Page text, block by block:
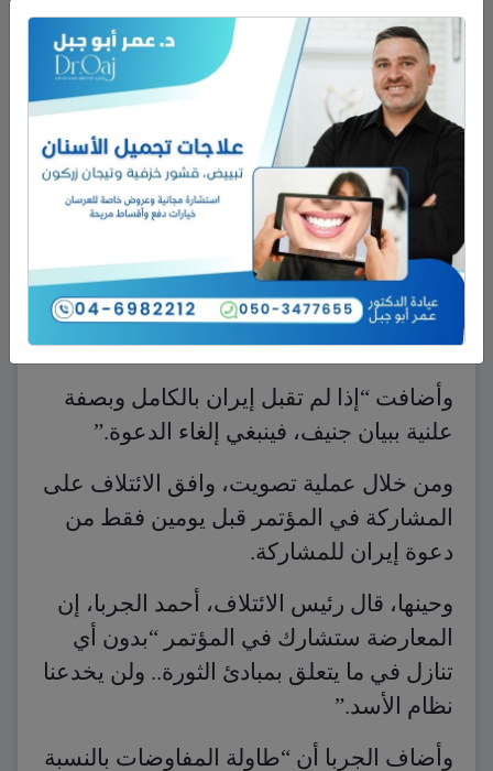
فيه تأسيس هيئة حكم انتقالية بالاتفاق
المشترك (يكون) لها سلطات تنفيذية.”
وأضافت بساكي “هذا أمر لم تفعله إيران
بصفة علنية مطلقا، وهو ما أوضحنا لفترة
طويلة أنه ضروري.”
ومضت قائلة “كذلك نبقى قلقين بشدة إزاء
مساهمات إيران في الحملة الوحشية لنظام
الأسد ضد شعبه، وهو ما ساهم في نمو
التطرف وعدم الاستقرار في المنطقة.”
وأضافت “إذا لم تقبل إيران بالكامل وبصفة
علنية ببيان جنيف، فينبغي إلغاء الدعوة.”
ومن خلال عملية تصويت، وافق الائتلاف على
المشاركة في المؤتمر قبل يومين فقط من
دعوة إيران للمشاركة.
وحينها، قال رئيس الائتلاف، أحمد الجربا، إن
المعارضة ستشارك في المؤتمر “بدون أي
تنازل في ما يتعلق بمبادئ الثورة.. ولن يخدعنا
نظام الأسد.”
وأضاف الجربا أن “طاولة المفاوضات بالنسبة